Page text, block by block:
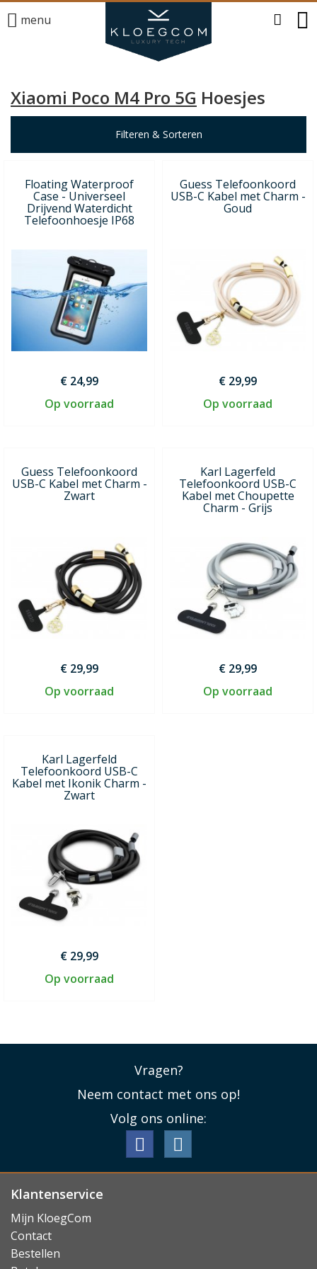
menu
Xiaomi Poco M4 Pro 5G Hoesjes
Filteren & Sorteren
Floating Waterproof
Case - Universeel
Drijvend Waterdicht
Telefoonhoesje IP68
€ 24,99
Op voorraad
Guess Telefoonkoord
USB-C Kabel met Charm -
Goud
€ 29,99
Op voorraad
Guess Telefoonkoord
USB-C Kabel met Charm -
Zwart
€ 29,99
Op voorraad
Karl Lagerfeld
Telefoonkoord USB-C
Kabel met Choupette
Charm - Grijs
€ 29,99
Op voorraad
Karl Lagerfeld
Telefoonkoord USB-C
Kabel met Ikonik Charm -
Zwart
€ 29,99
Op voorraad
Vragen?
Neem contact met ons op!
Volg ons online:
Klantenservice
Mijn KloegCom
Contact
Bestellen